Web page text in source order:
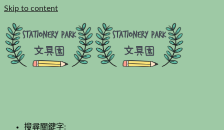
Skip to content
搜尋關鍵字: